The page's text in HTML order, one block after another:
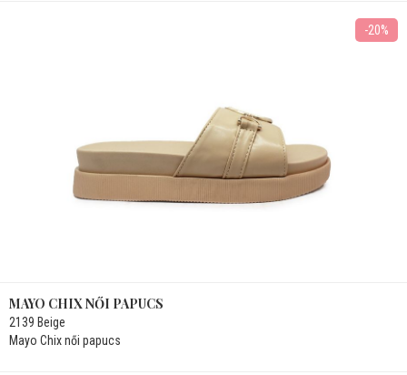
-20%
MAYO CHIX NŐI PAPUCS
2139 Beige
Mayo Chix női papucs